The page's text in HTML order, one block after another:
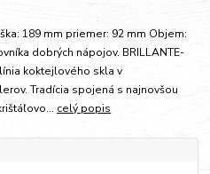
189 mm priemer: 92 mm Objem:
dobrých nápojov. BRILLANTE-
koktejlového skla v
Tradícia spojená s najnovšou
celý popis